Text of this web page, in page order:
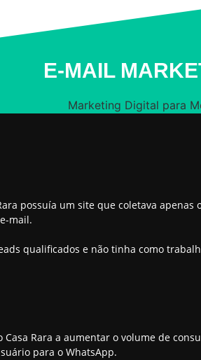
E-MAIL
possuía um site que coletava
mail.
qualificados e não tinha como
Rara a aumentar o volume de
para o WhatsApp.